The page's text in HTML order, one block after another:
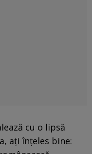
cu o lipsă
ați înțeles bine: